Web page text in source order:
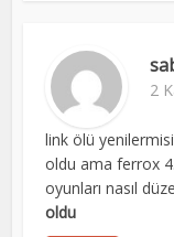
2
link ölü
oldu ama ferrox
oyunları nasıl
oldu